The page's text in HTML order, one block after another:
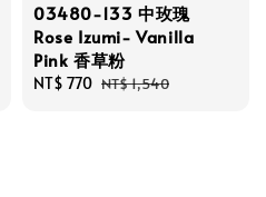
03480-133 中玫瑰
Rose Izumi- Vanilla
Pink 香草粉
Sale
NT$ 770 Regular
NT$ 1,540